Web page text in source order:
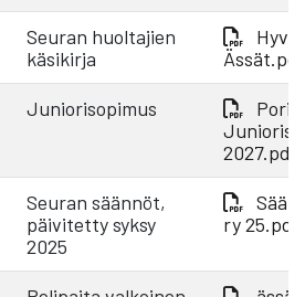
Seuran huoltajien
käsikirja
Ässät.pdf
Juniorisopimus
2027.pdf
Seuran säännöt,
päivitetty syksy
2025
ry 25.pdf